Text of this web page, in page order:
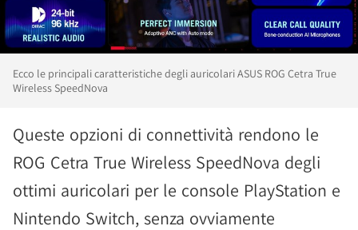
Ecco le principali caratteristiche degli auricolari ASUS ROG Cetra True
Wireless SpeedNova
Queste opzioni di connettività rendono le
ROG Cetra True Wireless SpeedNova degli
ottimi auricolari per le console PlayStation e
Nintendo Switch, senza ovviamente